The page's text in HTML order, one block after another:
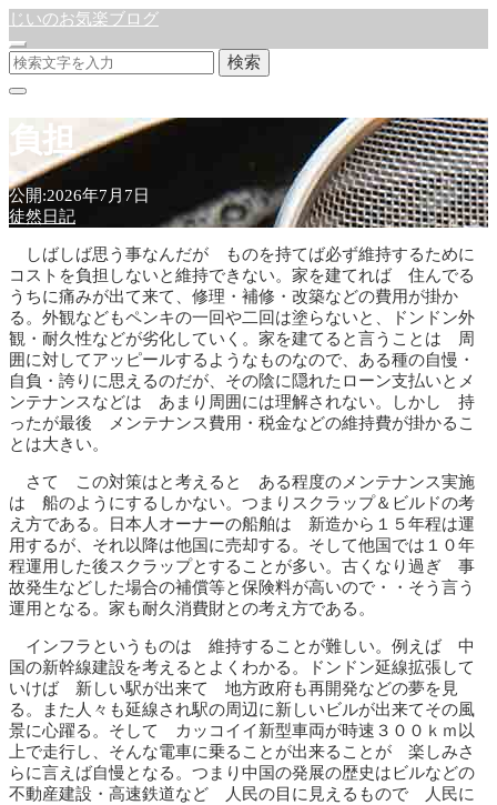
じいのお気楽ブログ
検索
負担
公開:2026年7月7日
徒然日記
しばしば思う事なんだが ものを持てば必ず維持するために
コストを負担しないと維持できない。家を建てれば 住んでる
うちに痛みが出て来て、修理・補修・改築などの費用が掛か
る。外観などもペンキの一回や二回は塗らないと、ドンドン外
観・耐久性などが劣化していく。家を建てると言うことは 周
囲に対してアッピールするようなものなので、ある種の自慢・
自負・誇りに思えるのだが、その陰に隠れたローン支払いとメ
ンテナンスなどは あまり周囲には理解されない。しかし 持
ったが最後 メンテナンス費用・税金などの維持費が掛かるこ
とは大きい。
さて この対策はと考えると ある程度のメンテナンス実施
は 船のようにするしかない。つまりスクラップ＆ビルドの考
え方である。日本人オーナーの船舶は 新造から１５年程は運
用するが、それ以降は他国に売却する。そして他国では１０年
程運用した後スクラップとすることが多い。古くなり過ぎ 事
故発生などした場合の補償等と保険料が高いので・・そう言う
運用となる。家も耐久消費財との考え方である。
インフラというものは 維持することが難しい。例えば 中
国の新幹線建設を考えるとよくわかる。ドンドン延線拡張して
いけば 新しい駅が出来て 地方政府も再開発などの夢を見
る。また人々も延線され駅の周辺に新しいビルが出来てその風
景に心躍る。そして カッコイイ新型車両が時速３００ｋｍ以
上で走行し、そんな電車に乗ることが出来ることが 楽しみさ
らに言えば自慢となる。つまり中国の発展の歴史はビルなどの
不動産建設・高速鉄道など 人民の目に見えるもので 人民に